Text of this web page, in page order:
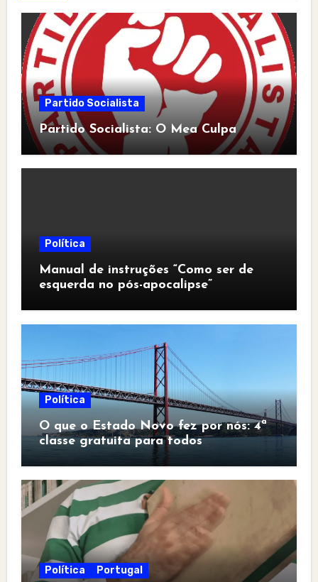
Partido Socialista
Partido Socialista: O Mea Culpa
Política
Manual de instruções “Como ser de
esquerda no pós-apocalipse”
Política
O que o Estado Novo fez por nós: 4ª
classe gratuita para todos
Política Portugal